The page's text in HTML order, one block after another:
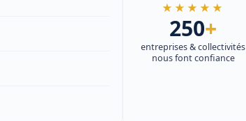
★★★★★
250+
entreprises & collectivités
nous font confiance